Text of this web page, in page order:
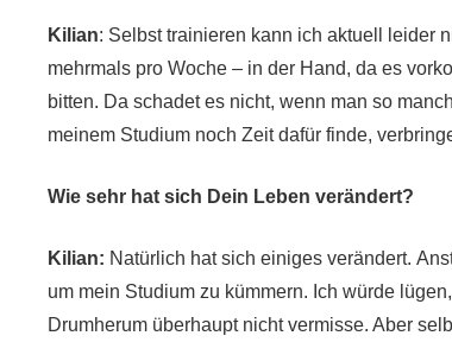
Kilian: Selbst trainieren kann ich aktuell leider
mehrmals pro Woche – in der Hand, da es
bitten. Da schadet es nicht, wenn man so
meinem Studium noch Zeit dafür finde,
Wie sehr hat sich Dein Leben verändert?
Kilian: Natürlich hat sich einiges verändert.
um mein Studium zu kümmern. Ich würde
Drumherum überhaupt nicht vermisse. Aber